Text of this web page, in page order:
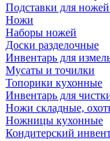
Подставки для
Ножи
Наборы ножей
Доски разделочные
Инвентарь для
Мусаты и точилки
Топорики кухонные
Инвентарь для
Ножи складные,
Ножницы кухонные
Кондитерский